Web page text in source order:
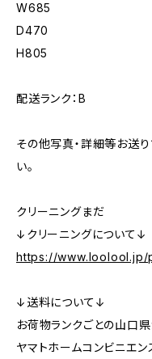
W685
D470
H805
配送ランク：B
その他写真・詳細等お送
い。
クリーニングまだ
↓クリーニングについて↓
https://www.loolool.jp/
↓送料について↓
お荷物ランクごとの山口
ヤマトホームコンビニエン